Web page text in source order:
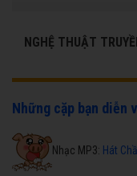
NGHỆ THUẬT
Những cặp bạn diễn
Nhạc MP3: Hát